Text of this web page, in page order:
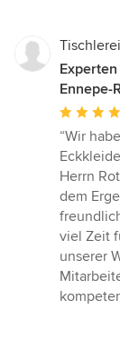
Ennepe-
5
von
5
Sternen
“Wir
Herrn
dem
viel Zeit
unserer